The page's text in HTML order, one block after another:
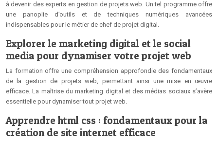
à devenir des experts en gestion de projets web. Un tel programme offre
une panoplie d’outils et de techniques numériques avancées
indispensables pour le métier de chef de projet digital.
Explorer le marketing digital et le social
media pour dynamiser votre projet web
La formation offre une compréhension approfondie des fondamentaux
de la gestion de projets web, permettant ainsi une mise en œuvre
efficace. La maîtrise du marketing digital et des médias sociaux s’avère
essentielle pour dynamiser tout projet web.
Apprendre html css : fondamentaux pour la
création de site internet efficace